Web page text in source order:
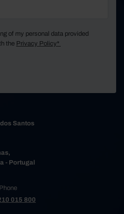
of my personal data provided
the Privacy Policy*
Santos
- Portugal
015 800